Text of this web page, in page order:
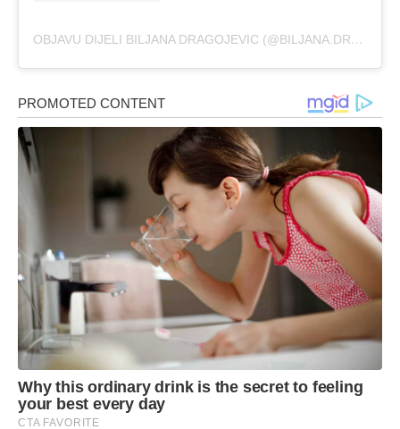
OBJAVU DIJELI BILJANA DRAGOJEVIC (@BILJANA.DRAGOJEVIC.BD)